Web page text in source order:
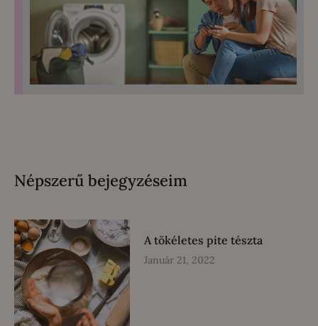
Népszerű bejegyzéseim
A tökéletes pite tészta
Január 21, 2022